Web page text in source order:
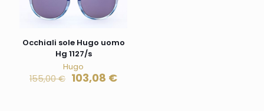
Occhiali sole Hugo uomo
Hg 1127/s
Hugo
155,00€ 103,08 €